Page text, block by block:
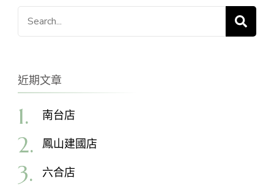
Search
for:
近期文章
南台店
鳳山建國店
六合店